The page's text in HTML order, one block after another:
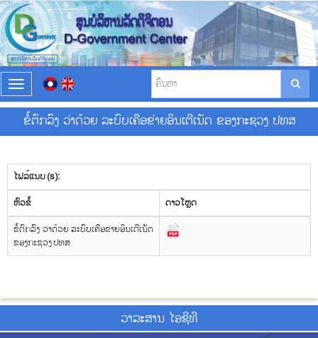
T
o
g
l
n
a
v
i
g
a
t
i
ຂໍ້ຕົກລົງ ວ່າດ້ວຍ ລະບົບເຄືອຂ່າຍອິນເຕີເນັດ ຂອງກະຊວງ ປທສ
ໄຟລ໌ແນບ (s):
​ຫົວ​ຂໍ້
ດາວ​ໂຫຼດ
ຂໍ້ຕົກລົງ ວ່າດ້ວຍ ລະບົບເຄືອຂ່າຍອິນເຕີເນັດ
ຂອງກະຊວງ ປທສ
ວາ​ລະ​ສານ ໄອ​ຊີ​ທີ